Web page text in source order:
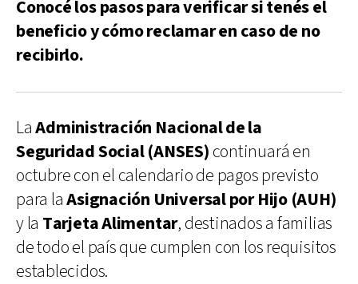
Conocé los pasos para verificar si tenés el
beneficio y cómo reclamar en caso de no
recibirlo.
LaAdministración Nacional de la
Seguridad Social (ANSES) continuará en
octubre con el calendario de pagos previsto
para laAsignación Universal por Hijo (AUH)
y la Tarjeta Alimentar, destinados a familias
de todo el país que cumplen con los requisitos
establecidos.